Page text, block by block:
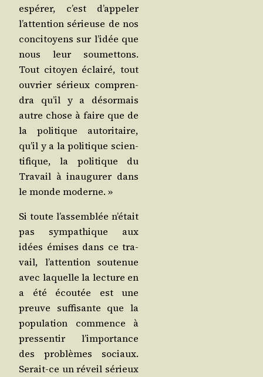
espé­rer, c’est d’ap­pe­ler
l’at­ten­tion sérieuse de nos
conci­toyens sur l’i­dée que
nous leur sou­met­tons.
Tout citoyen éclai­ré, tout
ouvrier sérieux com­pren­
dra qu’il y a désor­mais
autre chose à faire que de
la poli­tique auto­ri­taire,
qu’il y a la poli­tique scien­
ti­fique, la poli­tique du
Tra­vail à inau­gu­rer dans
le monde moderne. »
Si toute l’as­sem­blée n’é­tait
pas sym­pa­thique aux
idées émises dans ce tra­
vail, l’at­ten­tion sou­te­nue
avec laquelle la lec­ture en
a été écou­tée est une
preuve suf­fi­sante que la
popu­la­tion com­mence à
pres­sen­tir l’im­por­tance
des pro­blèmes sociaux.
Serait-ce un réveil sérieux